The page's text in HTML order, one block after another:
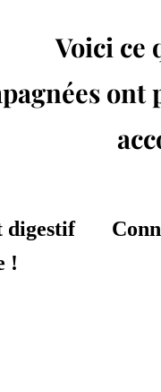
Voici ce
ont
digestif
!